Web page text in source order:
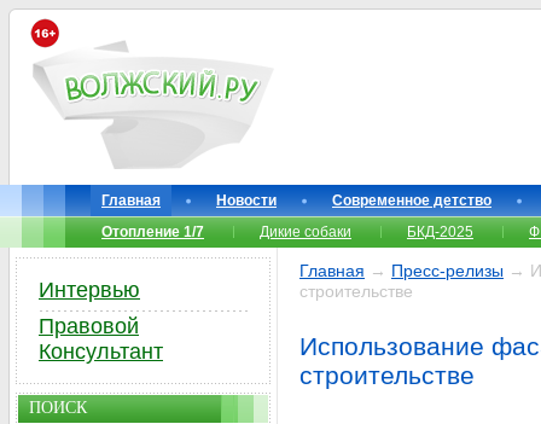
Главная Новости
Современное детство
Отопление 1/7
Дикие собаки БКД-2025
Главная → Пресс-релизы →
строительстве
Использование
строительстве
Интервью
Правовой
Консультант
ПОИСК